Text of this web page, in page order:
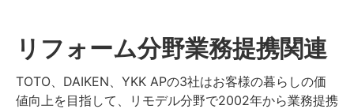
リフォーム分野業務提携関連
TOTO、DAIKEN、YKK APの3社はお客様の暮らしの価
値向上を目指して、リモデル分野で2002年から業務提携